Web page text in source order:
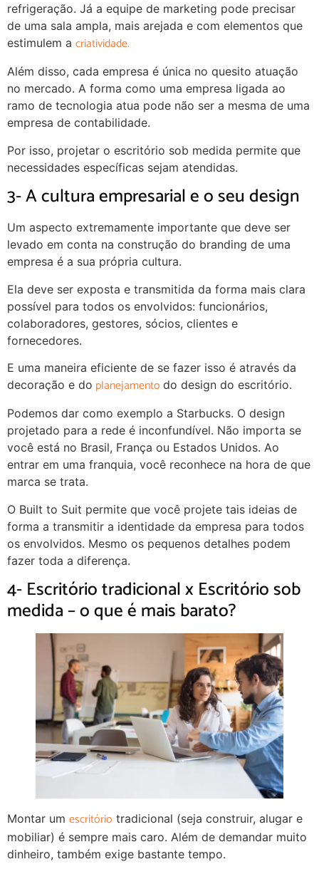
refrigeração. Já a equipe de marketing pode precisar
de uma sala ampla, mais arejada e com elementos que
estimulem a criatividade.
Além disso, cada empresa é única no quesito atuação
no mercado. A forma como uma empresa ligada ao
ramo de tecnologia atua pode não ser a mesma de uma
empresa de contabilidade.
Por isso, projetar o escritório sob medida permite que
necessidades específicas sejam atendidas.
3- A cultura empresarial e o seu design
Um aspecto extremamente importante que deve ser
levado em conta na construção do branding de uma
empresa é a sua própria cultura.
Ela deve ser exposta e transmitida da forma mais clara
possível para todos os envolvidos: funcionários,
colaboradores, gestores, sócios, clientes e
fornecedores.
E uma maneira eficiente de se fazer isso é através da
decoração e do planejamento do design do escritório.
Podemos dar como exemplo a Starbucks. O design
projetado para a rede é inconfundível. Não importa se
você está no Brasil, França ou Estados Unidos. Ao
entrar em uma franquia, você reconhece na hora de que
marca se trata.
O Built to Suit permite que você projete tais ideias de
forma a transmitir a identidade da empresa para todos
os envolvidos. Mesmo os pequenos detalhes podem
fazer toda a diferença.
4- Escritório tradicional x Escritório sob
medida – o que é mais barato?
Montar um escritório tradicional (seja construir, alugar e
mobiliar) é sempre mais caro. Além de demandar muito
dinheiro, também exige bastante tempo.